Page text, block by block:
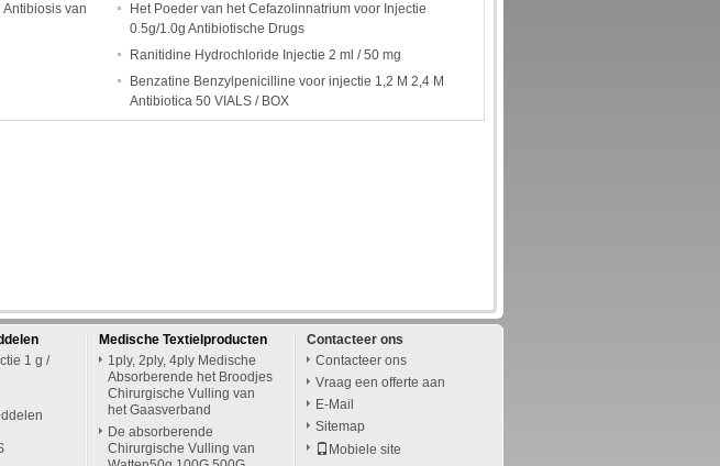
van
Het Poeder van het Cefazolinnatrium voor Injectie
0.5g/1.0g Antibiotische Drugs
Ranitidine Hydrochloride Injectie 2 ml / 50 mg
Benzatine Benzylpenicilline voor injectie 1,2 M 2,4 M
Antibiotica 50 VIALS / BOX
1 g /
Medische Textielproducten
1ply, 2ply, 4ply Medische
Absorberende het Broodjes
Chirurgische Vulling van
het Gaasverband
De absorberende
Chirurgische Vulling van
Contacteer ons
Contacteer ons
Vraag een offerte aan
E-Mail
Sitemap
Mobiele site